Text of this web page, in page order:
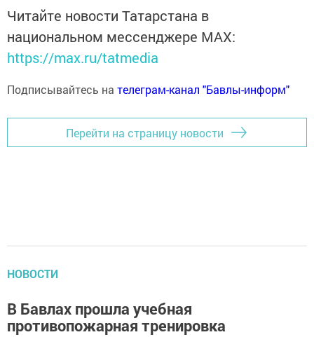
Читайте новости Татарстана в
национальном мессенджере MАХ:
https://max.ru/tatmedia
Подписывайтесь на телеграм-канал "Бавлы-информ"
Перейти на страницу новости
НОВОСТИ
В Бавлах прошла учебная
противопожарная тренировка